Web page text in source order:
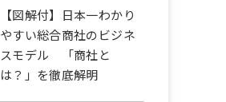
【図解付】日本一わかり
やすい総合商社のビジネ
スモデル 「商社と
は？」を徹底解明